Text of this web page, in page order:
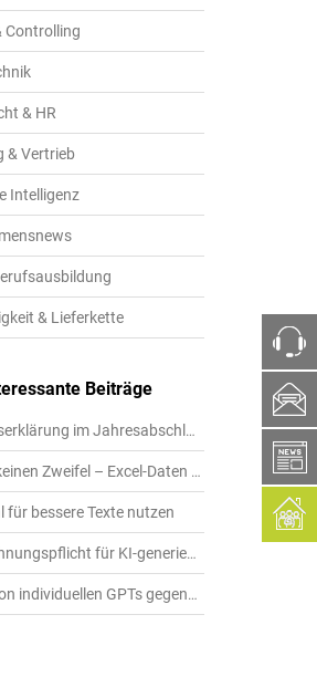
ph
box
Controlling
& HR
& Vertrieb
Intelligenz
& Lieferkette
Beiträge
im Jahresabschluss richtig beurteilen
– Excel-Daten klug mit KI verarbeiten
für bessere Texte nutzen
KI-generierte Inhalte: Das müssen Kreative ab 1.8.2026 beachten
GPTs gegenüber frei verfügbaren GPTs